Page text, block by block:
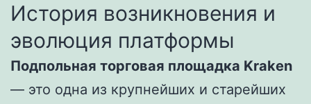
История возникновения и
эволюция платформы
Подпольная торговая площадка Kraken
— это одна из крупнейших и старейших